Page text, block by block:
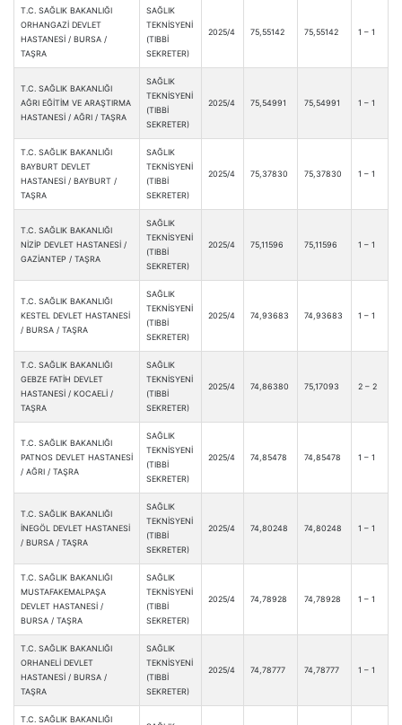
T.C. SAĞLIK BAKANLIĞI
ORHANGAZİ DEVLET
HASTANESİ / BURSA /
TAŞRA
SAĞLIK
TEKNİSYENİ
(TIBBİ
SEKRETER)
2025/4 75,55142 75,55142 1 – 1
T.C. SAĞLIK BAKANLIĞI
AĞRI EĞİTİM VE ARAŞTIRMA
HASTANESİ / AĞRI / TAŞRA
SAĞLIK
TEKNİSYENİ
(TIBBİ
SEKRETER)
2025/4 75,54991 75,54991 1 – 1
T.C. SAĞLIK BAKANLIĞI
BAYBURT DEVLET
HASTANESİ / BAYBURT /
TAŞRA
SAĞLIK
TEKNİSYENİ
(TIBBİ
SEKRETER)
2025/4 75,37830 75,37830 1 – 1
T.C. SAĞLIK BAKANLIĞI
NİZİP DEVLET HASTANESİ /
GAZİANTEP / TAŞRA
SAĞLIK
TEKNİSYENİ
(TIBBİ
SEKRETER)
2025/4 75,11596 75,11596 1 – 1
T.C. SAĞLIK BAKANLIĞI
KESTEL DEVLET HASTANESİ
/ BURSA / TAŞRA
SAĞLIK
TEKNİSYENİ
(TIBBİ
SEKRETER)
2025/4 74,93683 74,93683 1 – 1
T.C. SAĞLIK BAKANLIĞI
GEBZE FATİH DEVLET
HASTANESİ / KOCAELİ /
TAŞRA
SAĞLIK
TEKNİSYENİ
(TIBBİ
SEKRETER)
2025/4 74,86380 75,17093 2 – 2
T.C. SAĞLIK BAKANLIĞI
PATNOS DEVLET HASTANESİ
/ AĞRI / TAŞRA
SAĞLIK
TEKNİSYENİ
(TIBBİ
SEKRETER)
2025/4 74,85478 74,85478 1 – 1
T.C. SAĞLIK BAKANLIĞI
İNEGÖL DEVLET HASTANESİ
/ BURSA / TAŞRA
SAĞLIK
TEKNİSYENİ
(TIBBİ
SEKRETER)
2025/4 74,80248 74,80248 1 – 1
T.C. SAĞLIK BAKANLIĞI
MUSTAFAKEMALPAŞA
DEVLET HASTANESİ /
BURSA / TAŞRA
SAĞLIK
TEKNİSYENİ
(TIBBİ
SEKRETER)
2025/4 74,78928 74,78928 1 – 1
T.C. SAĞLIK BAKANLIĞI
ORHANELİ DEVLET
HASTANESİ / BURSA /
TAŞRA
SAĞLIK
TEKNİSYENİ
(TIBBİ
SEKRETER)
2025/4 74,78777 74,78777 1 – 1
T.C. SAĞLIK BAKANLIĞI